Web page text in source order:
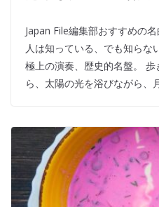
Japan File編集部おすすめの
人は知っている、でも知らな
極上の演奏、歴史的名盤。
ら、太陽の光を浴びながら、